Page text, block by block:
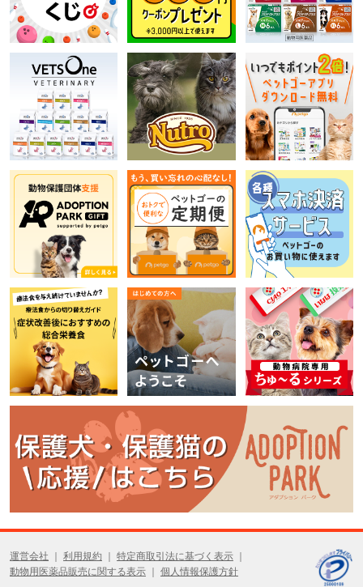
運営会社 利用規約
特定商取引法に基づく表示
動物用医薬品販売に関する表示
個人情報保護方針